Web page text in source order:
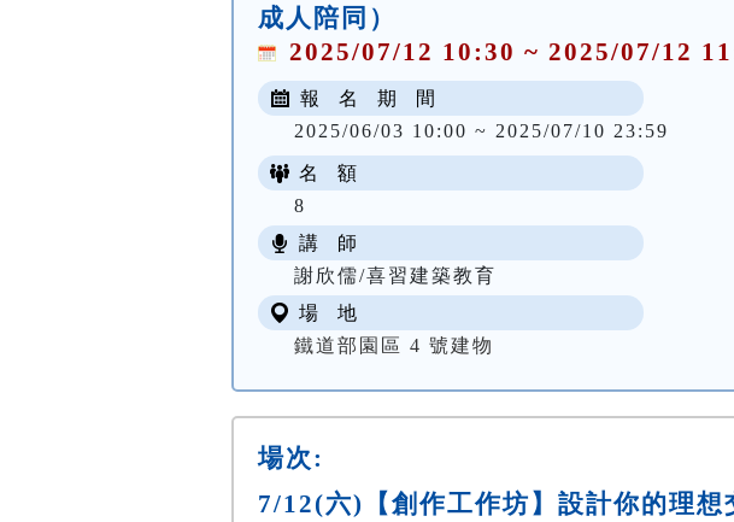
成人陪同）
2025/07/12 10:30 ~ 2025/07/12
報 名 期 間
2025/06/03 10:00 ~ 2025/07/10 23:59
名 額
8
講 師
謝欣儒/喜習建築教育
場 地
鐵道部園區 4 號建物
場次:
7/12(六)【創作工作坊】設計你的理